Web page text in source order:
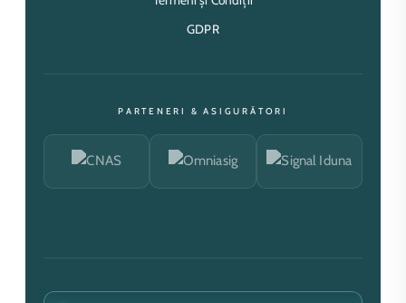
GDPR
PARTENERI & ASIGURĂTORI